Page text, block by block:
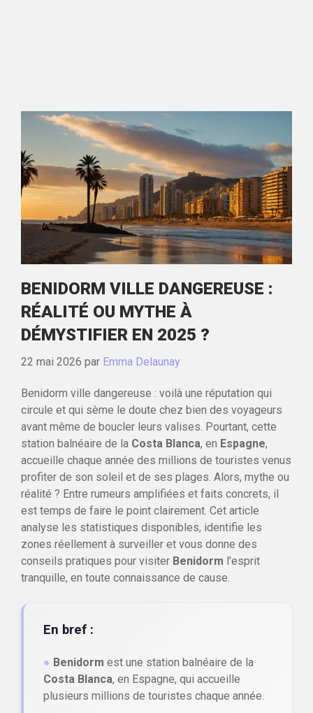
BENIDORM VILLE DANGEREUSE :
RÉALITÉ OU MYTHE À
DÉMYSTIFIER EN 2025 ?
22 mai 2026 par Emma Delaunay
Benidorm ville dangereuse : voilà une réputation qui
circule et qui sème le doute chez bien des voyageurs
avant même de boucler leurs valises. Pourtant, cette
station balnéaire de la Costa Blanca, en Espagne,
accueille chaque année des millions de touristes venus
profiter de son soleil et de ses plages. Alors, mythe ou
réalité ? Entre rumeurs amplifiées et faits concrets, il
est temps de faire le point clairement. Cet article
analyse les statistiques disponibles, identifie les
zones réellement à surveiller et vous donne des
conseils pratiques pour visiter Benidorm l’esprit
tranquille, en toute connaissance de cause.
En bref :
● Benidorm est une station balnéaire de la
Costa Blanca, en Espagne, qui accueille
plusieurs millions de touristes chaque année.